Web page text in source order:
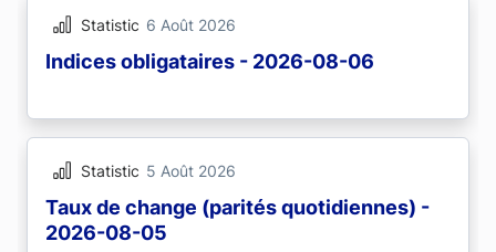
Statistic 6 Août 2026
Indices obligataires - 2026-08-06
Statistic 5 Août 2026
Taux de change (parités quotidiennes) -
2026-08-05